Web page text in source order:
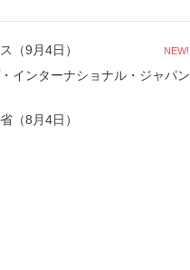
（9月4日） NEW!
インターナショナル・ジャパン
（8月4日）